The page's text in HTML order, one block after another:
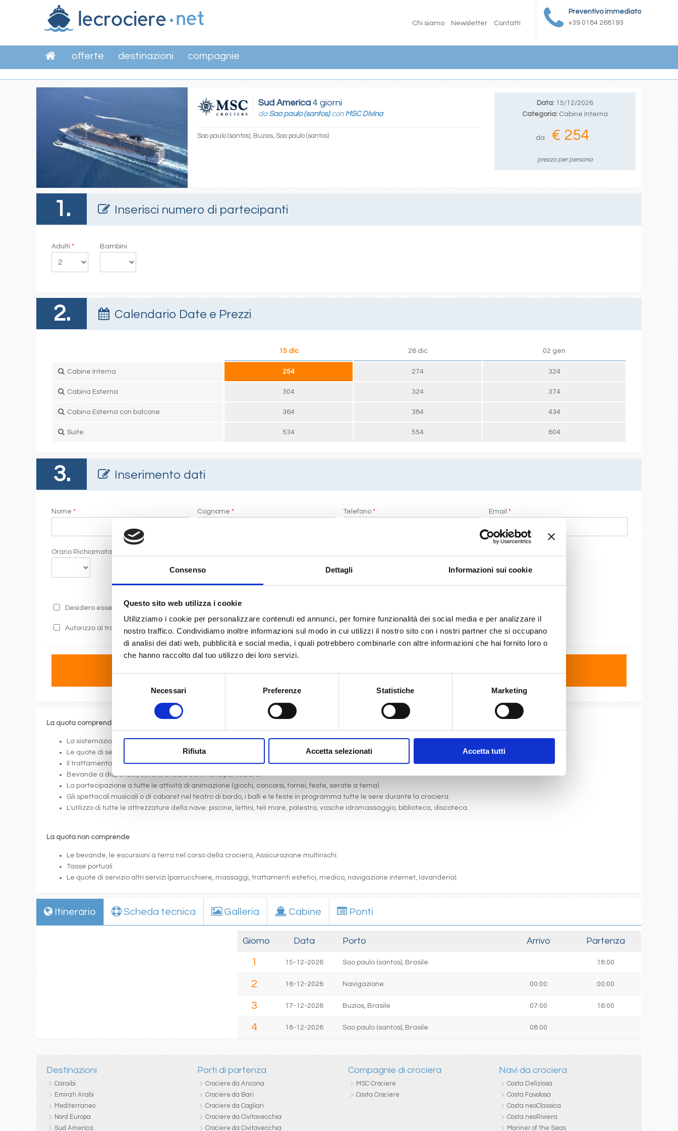
Consenso Dettagli Informazioni sui cookie
Questo sito web utilizza i cookie
Utilizziamo i cookie per personalizzare contenuti ed annunci, per fornire funzionalità dei social media e per analizzare il
nostro traffico. Condividiamo inoltre informazioni sul modo in cui utilizzi il nostro sito con i nostri partner che si occupano
di analisi dei dati web, pubblicità e social media, i quali potrebbero combinarle con altre informazioni che hai fornito loro o
che hanno raccolto dal tuo utilizzo dei loro servizi.
Necessari Preferenze Statistiche Marketing
Rifiuta Accetta selezionati Accetta tutti
Preventivo immediato
+39 0184 268193
Chi siamo Newsletter Contatti
offerte destinazioni compagnie
Sud America 4 giorni
da Sao paulo (santos)con MSC Divina
Sao paulo (santos), Buzios, Sao paulo (santos)
Data: 15/12/2026
Categoria: Cabine Interna
da € 254
prezzo per persona
1. Inserisci numero di partecipanti
Adulti * Bambini
2. Calendario Date e Prezzi
15 dic 26 dic 02 gen
Cabine Interna 254 274 324
Cabina Esterna 304 324 374
Cabina Esterna con balcone 364 384 434
Suite 534 554 604
3. Inserimento dati
Nome * Cognome * Telefono * Email *
Orario Richiamata
Desidero essere informato sulle ultime promozioni di LeCrociere.
Autorizzo al trattamento dei miei dati secondo i termini di legge(D.Lgs 196/2003)
La quota comprende
La sistemazione nella cabina prescelta dotata di ogni comfort: servizi privati, aria condizionata, telefono, TV via satellite e cassaforte.
Le quote di servizio (mance)
Il trattamento di pensione completa a bordo (colazione, pranzo, cena a buffet o nei ristoranti principali ).
Bevande a dispenser, serata di Gala con menù particolare.
La partecipazione a tutte le attività di animazione (giochi, concorsi, tornei, feste, serate a tema).
Gli spettacoli musicali o di cabaret nel teatro di bordo, i balli e le feste in programma tutte le sere durante la crociera.
L'utilizzo di tutte le attrezzature della nave: piscine, lettini, teli mare, palestra, vasche idromassaggio, biblioteca, discoteca.
La quota non comprende
Le bevande, le escursioni a terra nel corso della crociera, Assicurazione multirischi.
Tasse portuali
Le quote di servizio altri servizi (parrucchiere, massaggi, trattamenti estetici, medico, navigazione internet, lavanderia).
Itinerario Scheda tecnica Galleria Cabine Ponti
Giorno Data Porto Arrivo Partenza
1 15-12-2026 Sao paulo (santos), Brasile 18:00
2 16-12-2026 Navigazione 00:00 00:00
3 17-12-2026 Buzios, Brasile 07:00 16:00
4 18-12-2026 Sao paulo (santos), Brasile 08:00
Destinazioni
Caraibi
Emirati Arabi
Mediterraneo
Nord Europa
Sud America
Porti di partenza
Crociere da Ancona
Crociere da Bari
Crociere da Cagliari
Crociere da Civitavecchia
Crociere da Civitavecchia
Compagnie di crociera
MSC Crociere
Costa Crociere
Navi da crociera
Costa Deliziosa
Costa Favolosa
Costa neoClassica
Costa neoRiviera
Mariner of the Seas